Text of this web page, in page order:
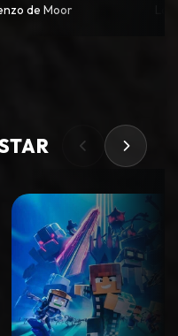
de Moor